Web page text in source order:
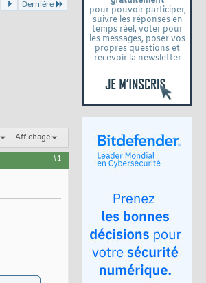
pour pouvoir participer,
suivre les réponses en
temps réel, voter pour
les messages, poser vos
propres questions et
recevoir la newsletter
Dernière
Affichage
#1